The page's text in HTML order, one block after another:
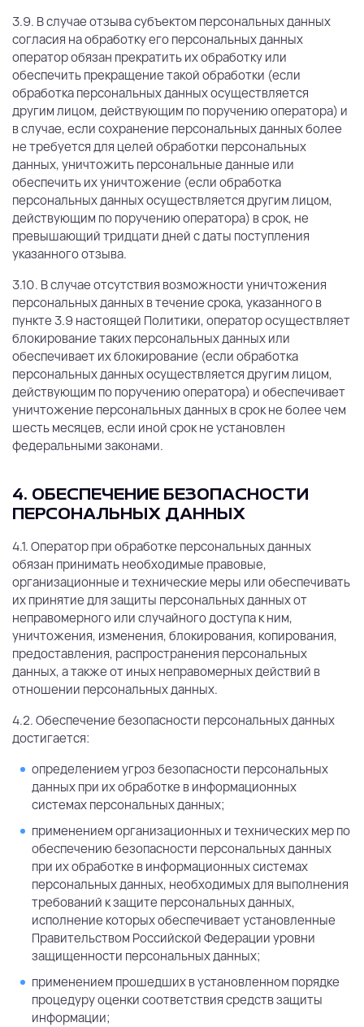
3.9. В случае отзыва субъектом персональных данных
согласия на обработку его персональных данных
оператор обязан прекратить их обработку или
обеспечить прекращение такой обработки (если
обработка персональных данных осуществляется
другим лицом, действующим по поручению оператора) и
в случае, если сохранение персональных данных более
не требуется для целей обработки персональных
данных, уничтожить персональные данные или
обеспечить их уничтожение (если обработка
персональных данных осуществляется другим лицом,
действующим по поручению оператора) в срок, не
превышающий тридцати дней с даты поступления
указанного отзыва.
3.10. В случае отсутствия возможности уничтожения
персональных данных в течение срока, указанного в
пункте 3.9 настоящей Политики, оператор осуществляет
блокирование таких персональных данных или
обеспечивает их блокирование (если обработка
персональных данных осуществляется другим лицом,
действующим по поручению оператора) и обеспечивает
уничтожение персональных данных в срок не более чем
шесть месяцев, если иной срок не установлен
федеральными законами.
4. ОБЕСПЕЧЕНИЕ БЕЗОПАСНОСТИ
ПЕРСОНАЛЬНЫХ ДАННЫХ
4.1. Оператор при обработке персональных данных
обязан принимать необходимые правовые,
организационные и технические меры или обеспечивать
их принятие для защиты персональных данных от
неправомерного или случайного доступа к ним,
уничтожения, изменения, блокирования, копирования,
предоставления, распространения персональных
данных, а также от иных неправомерных действий в
отношении персональных данных.
4.2. Обеспечение безопасности персональных данных
достигается:
определением угроз безопасности персональных
данных при их обработке в информационных
системах персональных данных;
применением организационных и технических мер по
обеспечению безопасности персональных данных
при их обработке в информационных системах
персональных данных, необходимых для выполнения
требований к защите персональных данных,
исполнение которых обеспечивает установленные
Правительством Российской Федерации уровни
защищенности персональных данных;
применением прошедших в установленном порядке
процедуру оценки соответствия средств защиты
информации;